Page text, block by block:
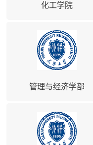
化工学院
管理与经济学部